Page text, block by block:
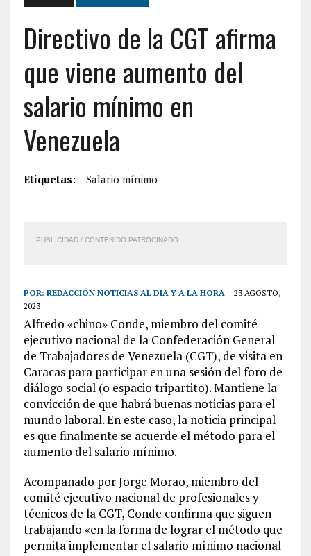
Directivo de la CGT afirma
que viene aumento del
salario mínimo en
Venezuela
Etiquetas: Salario mínimo
PUBLICIDAD / CONTENIDO PATROCINADO
POR: REDACCIÓN NOTICIAS AL DIA Y A LA HORA
23 AGOSTO,
2023
Alfredo «chino» Conde, miembro del comité
ejecutivo nacional de la Confederación General
de Trabajadores de Venezuela (CGT), de visita en
Caracas para participar en una sesión del foro de
diálogo social (o espacio tripartito). Mantiene la
convicción de que habrá buenas noticias para el
mundo laboral. En este caso, la noticia principal
es que finalmente se acuerde el método para el
aumento del salario mínimo.
Acompañado por Jorge Morao, miembro del
comité ejecutivo nacional de profesionales y
técnicos de la CGT, Conde confirma que siguen
trabajando «en la forma de lograr el método que
permita implementar el salario mínimo nacional